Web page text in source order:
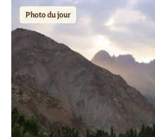
Photo du jour